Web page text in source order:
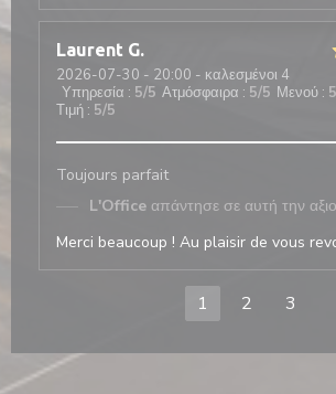
Laurent G
2026-07-30 - 20:00 - καλεσμένοι 4
Υπηρεσία : 5/5 Ατμόσφαιρα : 5/5 Μενού : 5
Τιμή : 5/5
Toujours parfait
L'Office απάντησε σε αυτή την
Merci beaucoup ! Au plaisir de vous
1 2 3